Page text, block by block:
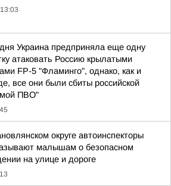
13:03
Украина предприняла еще одну
атаковать Россию крылатыми
FP-5 "Фламинго", однако, как и
все они были сбиты российской
ПВО"
округе автоинспекторы
малышам о безопасном
на улице и дороге